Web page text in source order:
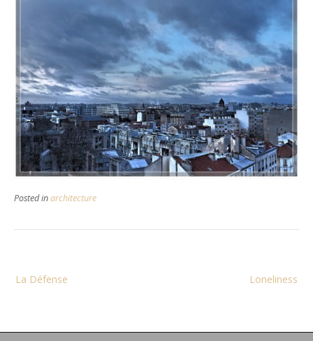
Posted inarchitecture
de Loneliness
La Défense